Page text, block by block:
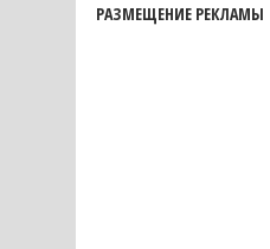
РАЗМЕЩЕНИЕ РЕКЛАМЫ